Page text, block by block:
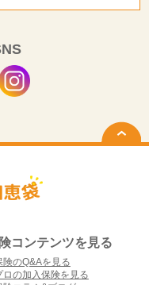
コンテンツを見る
険のQ&Aを見る
ロの加入保険を見る